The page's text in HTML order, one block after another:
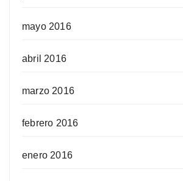
mayo 2016
abril 2016
marzo 2016
febrero 2016
enero 2016